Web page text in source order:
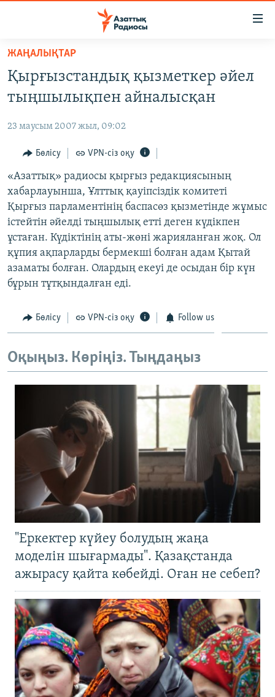
Skip
main
content
to
Navigation
Skip
to
Search
САЯСАТ
ҚАҢТАР ОҚИҒАСЫ
АДАМ ҚҰҚЫҚТАРЫ
ӘЛЕУМЕТ
ӘЛЕМ
АРНАЙЫ ЖОБАЛАР
Русский
ЖАЗЫЛЫҢЫЗ
ЖАҢАЛЫҚТАР
Қырғызстандық қызметкер әйел
тыңшылықпен айналысқан
23 маусым 2007 жыл, 09:02
Бөлісу VPN-сіз оқу
«Азаттық» радиосы қырғыз редакциясының
хабарлауынша, Ұлттық қауіпсіздік комитеті
Қырғыз парламентінің баспасөз қызметінде жұмыс
істейтін әйелді тыңшылық етті деген күдікпен
ұстаған. Күдіктінің аты-жөні жарияланған жоқ. Ол
құпия ақпарларды бермекші болған адам Қытай
азаматы болған. Олардың екеуі де осыдан бір күн
бұрын тұтқындалған еді.
Бөлісу VPN-сіз оқу Follow us
Оқыңыз. Көріңіз. Тыңдаңыз
"Еркектер күйеу болудың жаңа
моделін шығармады". Қазақстанда
ажырасу қайта көбейді. Оған не себеп?